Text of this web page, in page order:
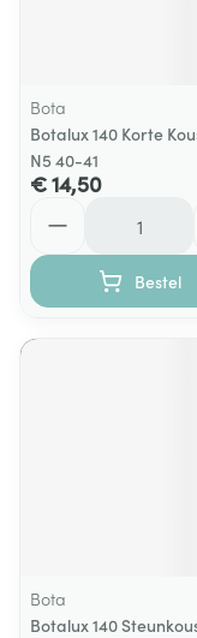
Bota
Botalux 140 Korte
N5 40-41
€ 14,50
Bestel
Bota
Botalux 140